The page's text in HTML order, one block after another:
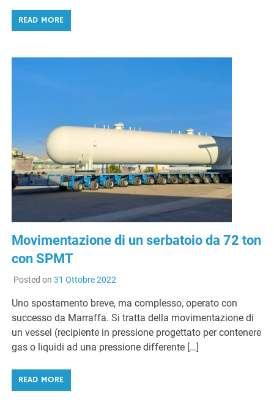
READ MORE
Movimentazione di un serbatoio da 72 ton
con SPMT
Posted on 31 Ottobre 2022
Uno spostamento breve, ma complesso, operato con
successo da Marraffa. Si tratta della movimentazione di
un vessel (recipiente in pressione progettato per contenere
gas o liquidi ad una pressione differente […]
READ MORE